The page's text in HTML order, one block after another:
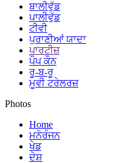
ਬਾਲੀਵੁੱਡ
ਪਾਲੀਵੁੱਡ
ਟੀਵੀ
ਪੁਰਾਣੀਆਂ ਯਾਦਾ
ਪਾਰਟੀਜ਼
ਪੌਪ ਕੌਨ
ਰੂ-ਬ-ਰੂ
ਮੂਵੀ ਟਰੇਲਰਜ਼
Photos
Home
ਮਨੋਰੰਜਨ
ਖੇਡ
ਦੇਸ਼